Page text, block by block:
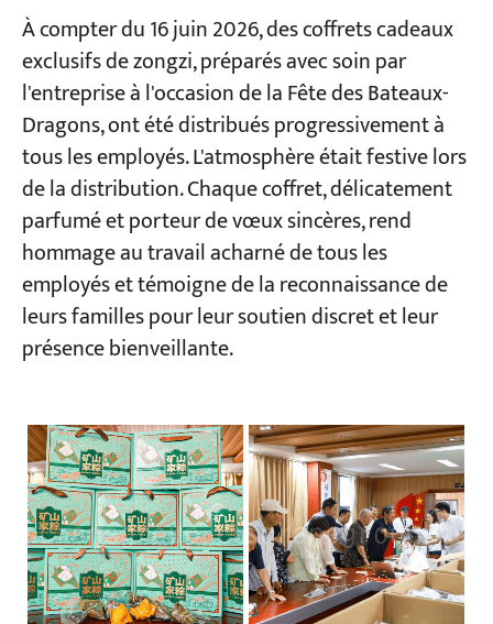
À compter du 16 juin 2026, des coffrets cadeaux
exclusifs de zongzi, préparés avec soin par
l'entreprise à l'occasion de la Fête des Bateaux-
Dragons, ont été distribués progressivement à
tous les employés. L'atmosphère était festive lors
de la distribution. Chaque coffret, délicatement
parfumé et porteur de vœux sincères, rend
hommage au travail acharné de tous les
employés et témoigne de la reconnaissance de
leurs familles pour leur soutien discret et leur
présence bienveillante.